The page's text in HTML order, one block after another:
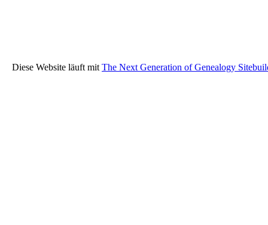
Diese Website läuft mit The Next Generation of Genealogy